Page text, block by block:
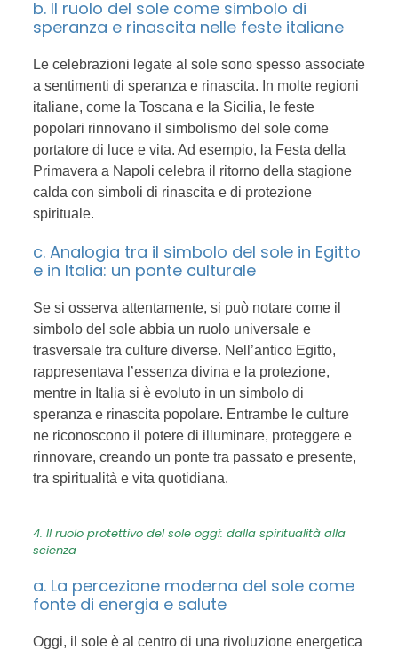
b. Il ruolo del sole come simbolo di
speranza e rinascita nelle feste italiane
Le celebrazioni legate al sole sono spesso associate
a sentimenti di speranza e rinascita. In molte regioni
italiane, come la Toscana e la Sicilia, le feste
popolari rinnovano il simbolismo del sole come
portatore di luce e vita. Ad esempio, la Festa della
Primavera a Napoli celebra il ritorno della stagione
calda con simboli di rinascita e di protezione
spirituale.
c. Analogia tra il simbolo del sole in Egitto
e in Italia: un ponte culturale
Se si osserva attentamente, si può notare come il
simbolo del sole abbia un ruolo universale e
trasversale tra culture diverse. Nell’antico Egitto,
rappresentava l’essenza divina e la protezione,
mentre in Italia si è evoluto in un simbolo di
speranza e rinascita popolare. Entrambe le culture
ne riconoscono il potere di illuminare, proteggere e
rinnovare, creando un ponte tra passato e presente,
tra spiritualità e vita quotidiana.
4. Il ruolo protettivo del sole oggi: dalla spiritualità alla
scienza
a. La percezione moderna del sole come
fonte di energia e salute
Oggi, il sole è al centro di una rivoluzione energetica